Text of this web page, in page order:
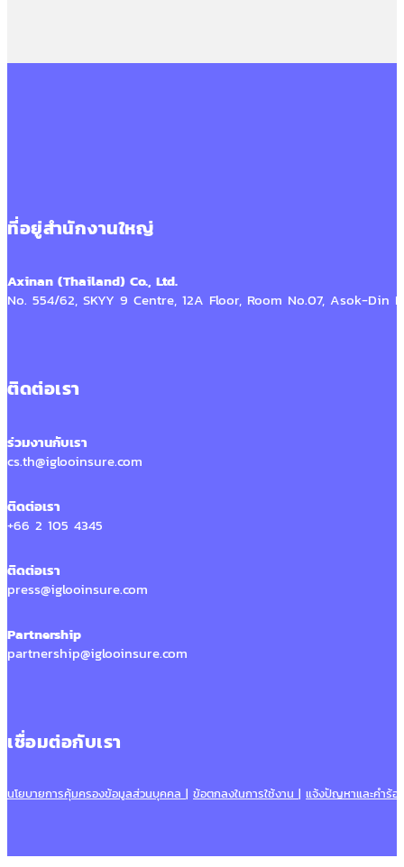
ที่อยู่สำนักงานใหญ่
Axinan (Thailand) Co., Ltd.
No. 554/62, SKYY 9 Centre, 12A Floor, Room No.07, Asok-Din
ติดต่อเรา​
ร่วมงานกับเรา
cs.th@iglooinsure.com
ติดต่อเรา
+66 2 105 4345
ติดต่อเรา
press@iglooinsure.com
Partnership
partnership@iglooinsure.com
เชื่อมต่อกับเรา
นโยบายการคุ้มครองข้อมูลส่วนบุคคล | ข้อตกลงในการใช้งาน | แจ้งปัญหาและคำร้อ